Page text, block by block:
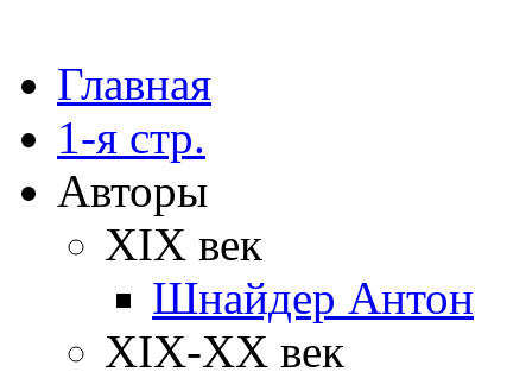
Главная
1-я стр.
Авторы
XIX век
Шнайдер Антон
XIX-XX век